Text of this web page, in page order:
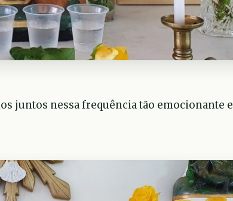
juntos nessa frequência tão emocionante e